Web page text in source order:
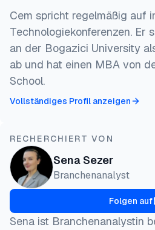
Cem spricht regelmäßig auf
Technologiekonferenzen. Er
an der Bogazici University
ab und hat einen MBA von
School.
Vollständiges Profil anzeigen
RECHERCHIERT VON
Sena Sezer
Branchenanalyst
Folgen auf
Sena ist Branchenanalystin